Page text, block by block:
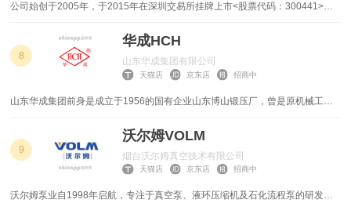
立式磨 雷蒙磨
水冷螺杆式冷水机组
高温风机
振动筛 排烟风机
公司始创于2005年，于2015年在深圳交易所挂牌上市<股票代码：300441>。
液压泵及成套设备。公司以至真、至善、至美为企业文化的核心思想，倡导弥勒
文化中的开明开拓、和谐和乐精神，锐意进取，致力把公司建设成一家拥有核心
竞争力能和谐发展的国际型公司。
8
华成HCH
山东华成集团有限公司
天猫店 京东店 招商中
山东华成集团前身是成立于1956的国有企业山东博山锻压厂，曾是原机械工业
渣浆泵、脱硫泵、发动机连杆等装备产品研发、生产、销售于一体的企业集团。
公司生产的水环真空泵产销量已连续十一年位居国内同行业前列，主持起草五项
国家行业标准，通过科技创新，自主研制了八种规格的特大型水环真空泵，填补
洞试验、西南交通大学高速列车综合性能模拟试验等科技前沿领域。
9
沃尔姆VOLM
烟台沃尔姆真空技术有限公司
天猫店 京东店 招商中
沃尔姆泵业自1998年启航，专注于真空泵、液环压缩机及石化流程泵的研发、